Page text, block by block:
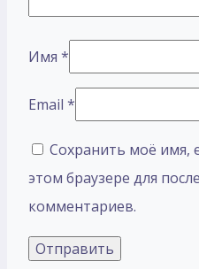
Имя *
Email *
Сохранить моё имя,
этом браузере для
комментариев.